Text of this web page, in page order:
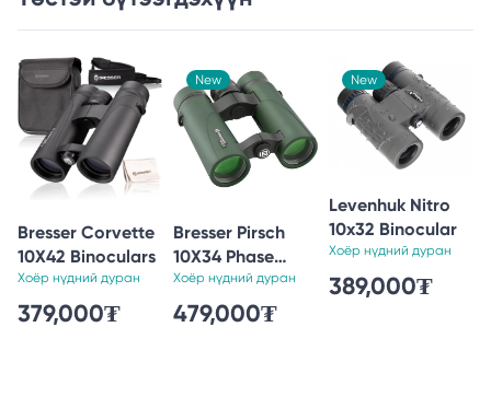
Bresser Corvette
10X42 Binoculars
Хоёр нүдний дуран
379,000₮
New
Bresser Pirsch
10X34 Phase
Coat. Binoculars
Хоёр нүдний дуран
479,000₮
New
Levenhuk Nitro
10x32 Binocular
Хоёр нүдний дуран
389,000₮